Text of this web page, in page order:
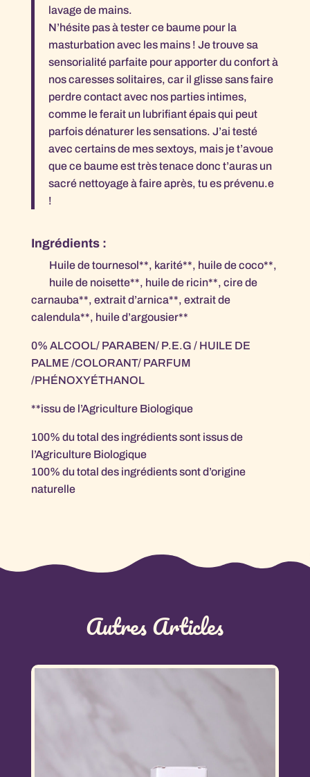
lavage de mains.
N’hésite pas à tester ce baume pour la
masturbation avec les mains ! Je trouve sa
sensorialité parfaite pour apporter du confort à
nos caresses solitaires, car il glisse sans faire
perdre contact avec nos parties intimes,
comme le ferait un lubrifiant épais qui peut
parfois dénaturer les sensations. J’ai testé
avec certains de mes sextoys, mais je t’avoue
que ce baume est très tenace donc t’auras un
sacré nettoyage à faire après, tu es prévenu.e
!
Ingrédients :
Huile de tournesol**, karité**, huile de coco**,
huile de noisette**, huile de ricin**, cire de
carnauba**, extrait d’arnica**, extrait de
calendula**, huile d’argousier**
0% ALCOOL/ PARABEN/ P.E.G / HUILE DE
PALME /COLORANT/ PARFUM
/PHÉNOXYÉTHANOL
**issu de l’Agriculture Biologique
100% du total des ingrédients sont issus de
l’Agriculture Biologique
100% du total des ingrédients sont d’origine
naturelle
Autres Articles